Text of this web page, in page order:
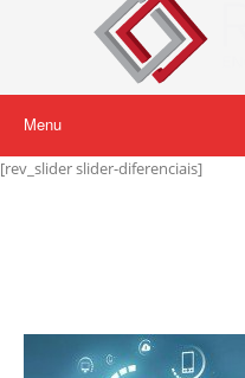
Menu
[rev_slider slider-diferenciais]